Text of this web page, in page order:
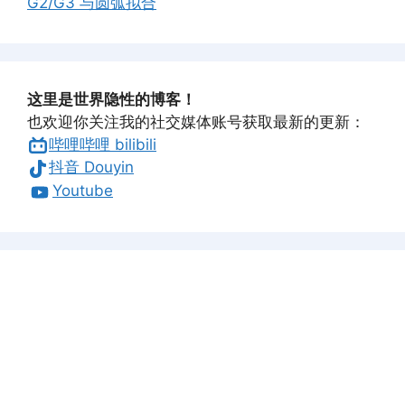
这里是世界隐性的博客！
也欢迎你关注我的社交媒体账号获取最新的更新：
哔哩哔哩 bilibili
抖音 Douyin
Youtube